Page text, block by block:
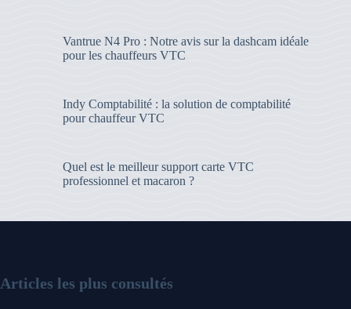
Vantrue N4 Pro : Notre avis sur la dashcam idéale
pour les chauffeurs VTC
Indy Comptabilité : la solution de comptabilité
pour chauffeur VTC
Quel est le meilleur support carte VTC
professionnel et macaron ?
Articles les plus consultés